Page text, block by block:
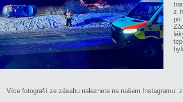
z
po
Více fotografií ze zásahu naleznete na našem Instagramu: